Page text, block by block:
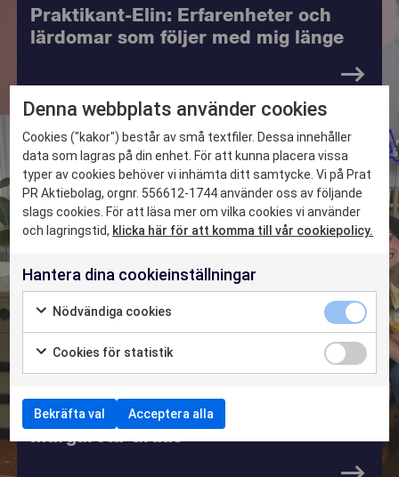
DET HÄR KAN VI
CASE
NYHETER
OM OSS
KONTAKTA OSS
Praktikant-Elin: Erfarenheter och
lärdomar som följer med mig länge
Livestream med NIVEA och
Margareta Grääs
Denna webbplats använder cookies
Cookies ("kakor") består av små textfiler. Dessa innehåller
data som lagras på din enhet. För att kunna placera vissa
typer av cookies behöver vi inhämta ditt samtycke. Vi på Prat
PR Aktiebolag, orgnr. 556612-1744 använder oss av följande
slags cookies. För att läsa mer om vilka cookies vi använder
och lagringstid, klicka här för att komma till vår cookiepolicy.
Hantera dina cookieinställningar
Nödvändiga cookies
Cookies för statistik
Bekräfta val Acceptera alla